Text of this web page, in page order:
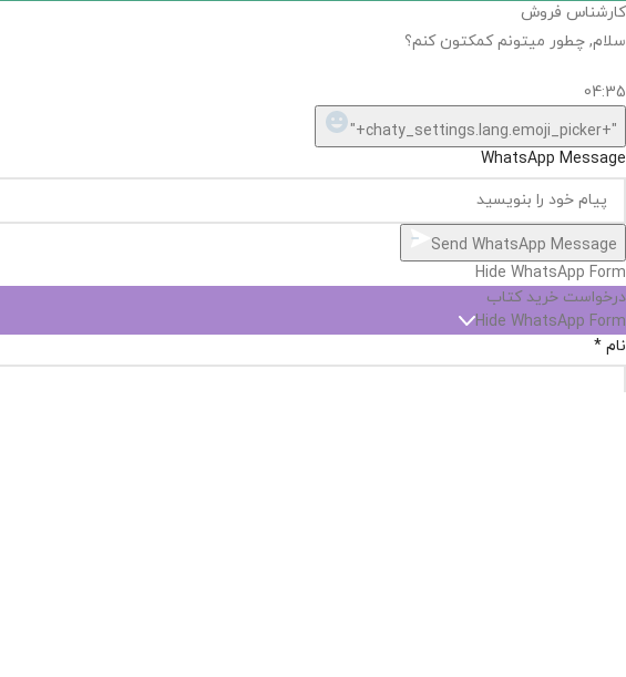
کارشناس فروش
سلام, چطور میتونم کمکتون کنم؟
04:35
"+chaty_settings.lang.emoji_picker+"
WhatsApp Message
Send WhatsApp Message
Hide WhatsApp Form
درخواست خرید کتاب
Hide WhatsApp Form
نام *